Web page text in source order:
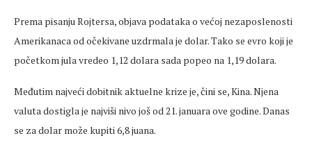
Prema pisanju Rojtersa, objava podataka o većoj nezaposlenosti
Amerikanaca od očekivane uzdrmala je dolar. Tako se evro koji je
početkom jula vredeo 1,12 dolara sada popeo na 1,19 dolara.
Međutim najveći dobitnik aktuelne krize je, čini se, Kina. Njena
valuta dostigla je najviši nivo još od 21. januara ove godine. Danas
se za dolar može kupiti 6,8 juana.